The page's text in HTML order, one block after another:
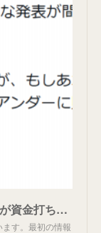
【速報】LIVゴルフ崩壊の噂。サウジが資金打ち切りか
す。最初の情報